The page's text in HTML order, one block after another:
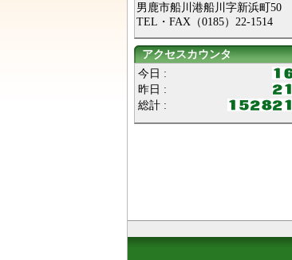
男鹿市船川港船川字新浜町50
TEL・FAX（0185）22-1514
アクセスカウンタ
今日 :
昨日 :
総計 :